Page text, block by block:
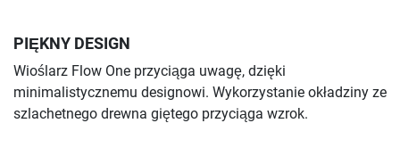
PIĘKNY DESIGN
Wioślarz Flow One przyciąga uwagę, dzięki
minimalistycznemu designowi. Wykorzystanie okładziny ze
szlachetnego drewna giętego przyciąga wzrok.